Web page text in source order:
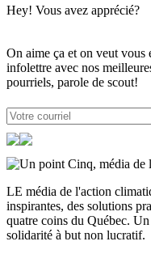
Hey! Vous avez apprécié?
On aime ça et on veut vous
infolettre avec nos
pourriels, parole de scout!
LE média de l'action
inspirantes, des solutions
quatre coins du Québec.
solidarité à but non lucratif.